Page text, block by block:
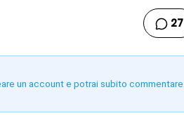
27
un account e potrai subito commentare.